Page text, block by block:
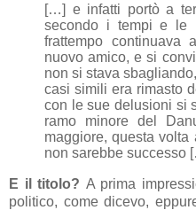
[…] e infatti portò a
secondo i tempi e le
frattempo
nuovo amico, e si
non si stava
casi simili era rimasto
con le sue delusioni si
ramo minore del
maggiore, questa
non sarebbe successo
E il titolo? A prima
politico, come dicevo,